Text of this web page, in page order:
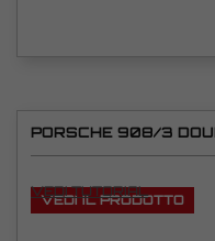
PORSCHE 908/3
VEDI TUTORIAL
VEDI IL PRODOTTO